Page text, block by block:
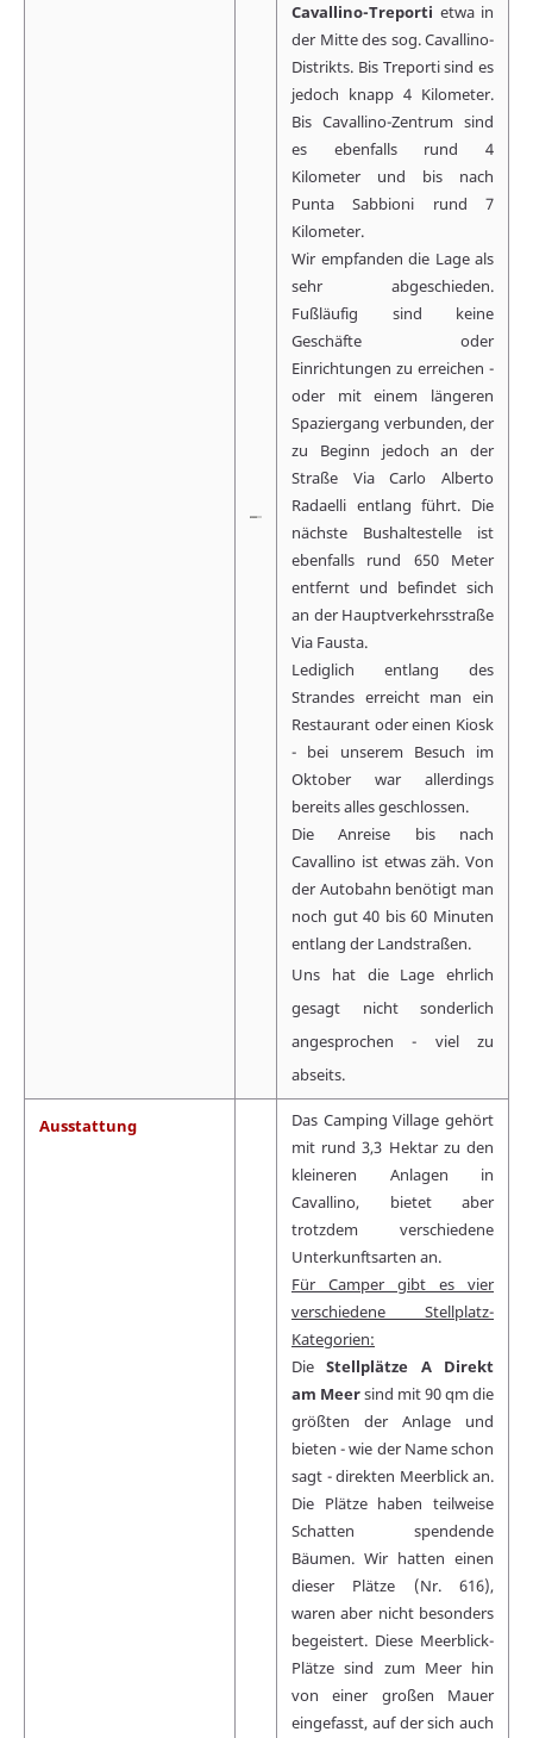
Cavallino-Treporti etwa in
der Mitte des sog. Cavallino-
Distrikts. Bis Treporti sind es
jedoch knapp 4 Kilometer.
Bis Cavallino-Zentrum sind
es ebenfalls rund 4
Kilometer und bis nach
Punta Sabbioni rund 7
Kilometer.
Wir empfanden die Lage als
sehr abgeschieden.
Fußläufig sind keine
Geschäfte oder
Einrichtungen zu erreichen -
oder mit einem längeren
Spaziergang verbunden, der
zu Beginn jedoch an der
Straße Via Carlo Alberto
Radaelli entlang führt. Die
nächste Bushaltestelle ist
ebenfalls rund 650 Meter
entfernt und befindet sich
an der Hauptverkehrsstraße
Via Fausta.
Lediglich entlang des
Strandes erreicht man ein
Restaurant oder einen Kiosk
- bei unserem Besuch im
Oktober war allerdings
bereits alles geschlossen.
Die Anreise bis nach
Cavallino ist etwas zäh. Von
der Autobahn benötigt man
noch gut 40 bis 60 Minuten
entlang der Landstraßen.
Uns hat die Lage ehrlich
gesagt nicht sonderlich
angesprochen - viel zu
abseits.
Ausstattung
Das Camping Village gehört
mit rund 3,3 Hektar zu den
kleineren Anlagen in
Cavallino, bietet aber
trotzdem verschiedene
Unterkunftsarten an.
Für Camper gibt es vier
verschiedene Stellplatz-
Kategorien:
DieStellplätze A Direkt
am Meersind mit 90 qm die
größten der Anlage und
bieten - wie der Name schon
sagt - direkten Meerblick an.
Die Plätze haben teilweise
Schatten spendende
Bäumen. Wir hatten einen
dieser Plätze (Nr. 616),
waren aber nicht besonders
begeistert. Diese Meerblick-
Plätze sind zum Meer hin
von einer großen Mauer
eingefasst, auf der sich auch